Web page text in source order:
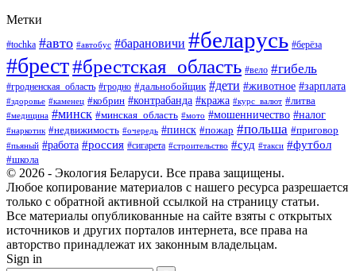
Метки
#tochka #авто #автобус #барановичи #беларусь #берёза
#брест#брестская_область #вело #гибель
#гродненская_область #гродно #дальнобойщик #дети #животное #зарплата
#здоровье #каменец #кобрин #контрабанда #кража #курс_валют #литва
#медицина #минск #минская_область #мото #мошенничество #налог
#наркотик #недвижимость #очередь #пинск #пожар #польша #приговор
#пьяный #работа #россия #сигарета #строительство #суд #такси #футбол
#школа
© 2026 - Экология Беларуси. Все права защищены.
Любое копирование материалов с нашего ресурса разрешается
только с обратной активной ссылкой на страницу статьи.
Все материалы опубликованные на сайте взяты с открытых
источников и других порталов интернета, все права на
авторство принадлежат их законным владельцам.
Sign in